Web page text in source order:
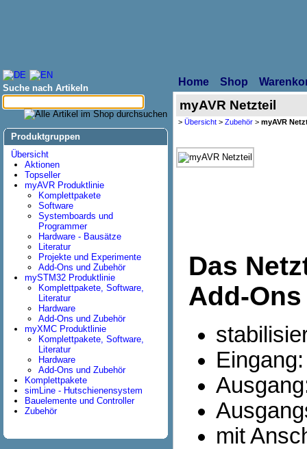
Suche nach Artikeln
Produktgruppen
Übersicht
Aktionen
Topseller
myAVR Produktlinie
Komplettpakete
Software
Systemboards und
Programmer
Hardware - Bausätze
Literatur
Projekte und Experimente
Add-Ons und Zubehör
mySTM32 Produktlinie
Komplettpakete, Software,
Literatur
Hardware
Add-Ons und Zubehör
myXMC Produktlinie
Komplettpakete, Software,
Literatur
Hardware
Add-Ons und Zubehör
Komplettpakete
simLine - Hutschienensystem
Bauelemente und Controller
Zubehör
Home Shop
myAVR Netzteil
> Übersicht > Zubehör > myAVR
Das
Add-Ons
mit